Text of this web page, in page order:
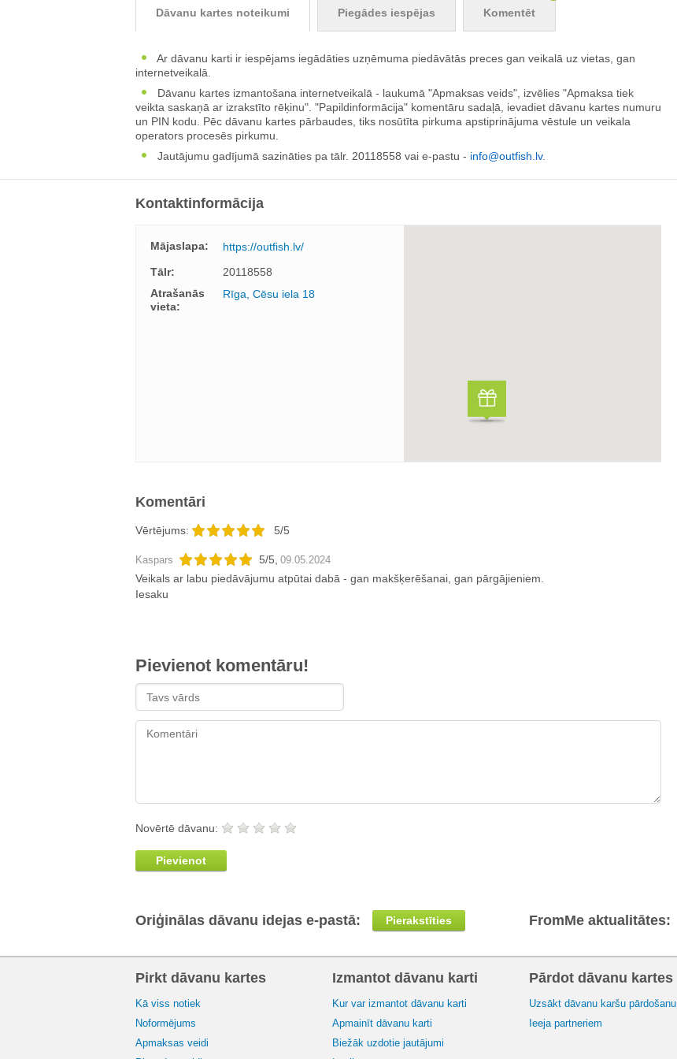
Dāvanu kartes noteikumi Piegādes iespējas Komentēt
Ar dāvanu karti ir iespējams iegādāties uzņēmuma piedāvātās preces gan veikalā uz vietas, gan
internetveikalā.
Dāvanu kartes izmantošana internetveikalā - laukumā "Apmaksas veids", izvēlies "Apmaksa tiek
veikta saskaņā ar izrakstīto rēķinu". "Papildinformācija" komentāru sadaļā, ievadiet dāvanu kartes numuru
un PIN kodu. Pēc dāvanu kartes pārbaudes, tiks nosūtīta pirkuma apstiprinājuma vēstule un veikala
operators procesēs pirkumu.
Jautājumu gadījumā sazināties pa tālr. 20118558 vai e-pastu - info@outfish.lv.
Kontaktinformācija
Mājaslapa:
https://outfish.lv/
Tālr:
20118558
Atrašanās
vieta:
Rīga, Cēsu iela 18
Komentāri
Vērtējums: 5/5
Kaspars 5/5 09.05.2024
Veikals ar labu piedāvājumu atpūtai dabā - gan makšķerēšanai, gan pārgājieniem.
Iesaku
Pievienot komentāru!
Novērtē dāvanu:
Pievienot
FromMe aktualitātes:
Oriģinālas dāvanu idejas e-pastā: Pierakstīties
Pirkt dāvanu kartes
Kā viss notiek
Noformējums
Apmaksas veidi
Izmantot dāvanu karti
Kur var izmantot dāvanu karti
Apmainīt dāvanu karti
Biežāk uzdotie jautājumi
Pārdot dāvanu kartes
Uzsākt dāvanu karšu pārdošanu
Ieeja partneriem